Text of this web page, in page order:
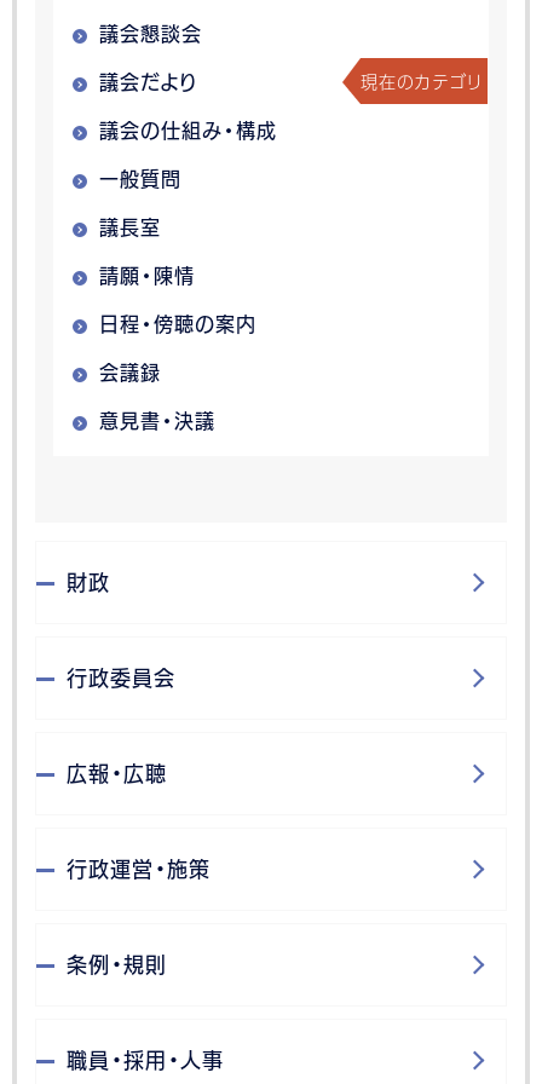
議会懇談会
議会だより 現在のカテゴリ
議会の仕組み・構成
一般質問
議長室
請願・陳情
日程・傍聴の案内
会議録
意見書・決議
財政
行政委員会
広報・広聴
行政運営・施策
条例・規則
職員・採用・人事